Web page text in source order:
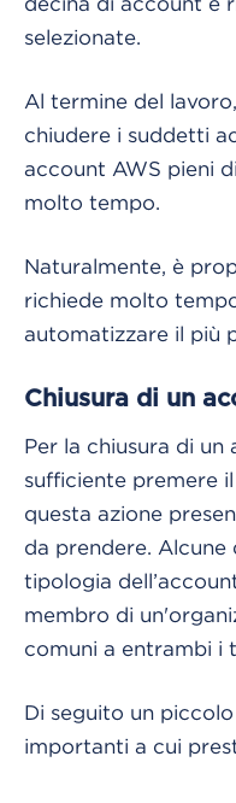
selezionate.
Al termine del
chiudere i suddetti
account AWS pieni
molto tempo.
Naturalmente, è
richiede molto
automatizzare il più
Chiusura di un
Per la chiusura di
sufficiente premere
questa azione
da prendere. Alcune
tipologia
membro di
comuni a entrambi i
Di seguito un
importanti a cui